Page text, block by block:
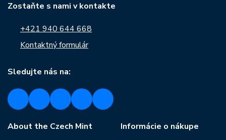
Zostaňte s nami v kontakte
+421 940 644 668
Kontaktný formulár
Sledujte nás na:
About the Czech Mint Informácie o nákupe